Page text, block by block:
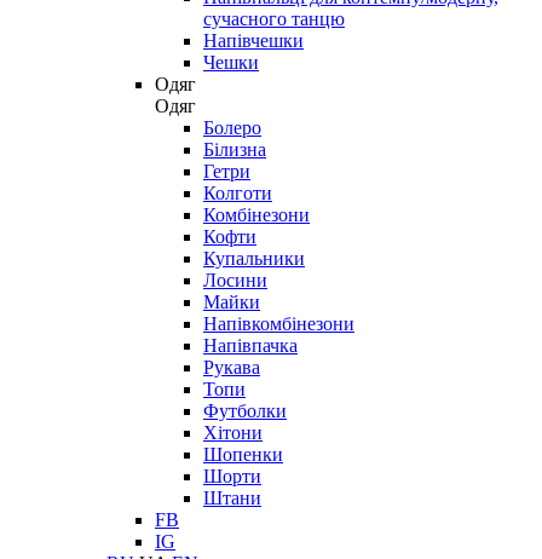
сучасного танцю
Напівчешки
Чешки
Одяг
Одяг
Болеро
Білизна
Гетри
Колготи
Комбінезони
Кофти
Купальники
Лосини
Майки
Напівкомбінезони
Напівпачка
Рукава
Топи
Футболки
Хітони
Шопенки
Шорти
Штани
FB
IG